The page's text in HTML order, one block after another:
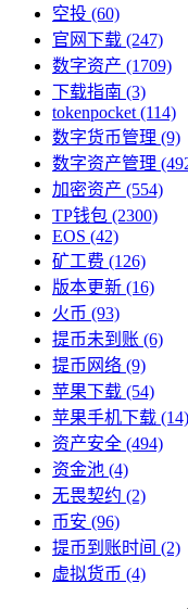
空投 (60)
官网下载 (247)
数字资产 (1709)
下载指南 (3)
tokenpocket(114)
数字货币管理 (9)
数字资产管理
加密资产 (554)
TP钱包 (2300)
EOS (42)
矿工费 (126)
版本更新 (16)
火币 (93)
提币未到账 (6)
提币网络 (9)
苹果下载 (54)
苹果手机下载 (14)
资产安全 (494)
资金池 (4)
无畏契约 (2)
币安 (96)
提币到账时间 (2)
虚拟货币 (4)